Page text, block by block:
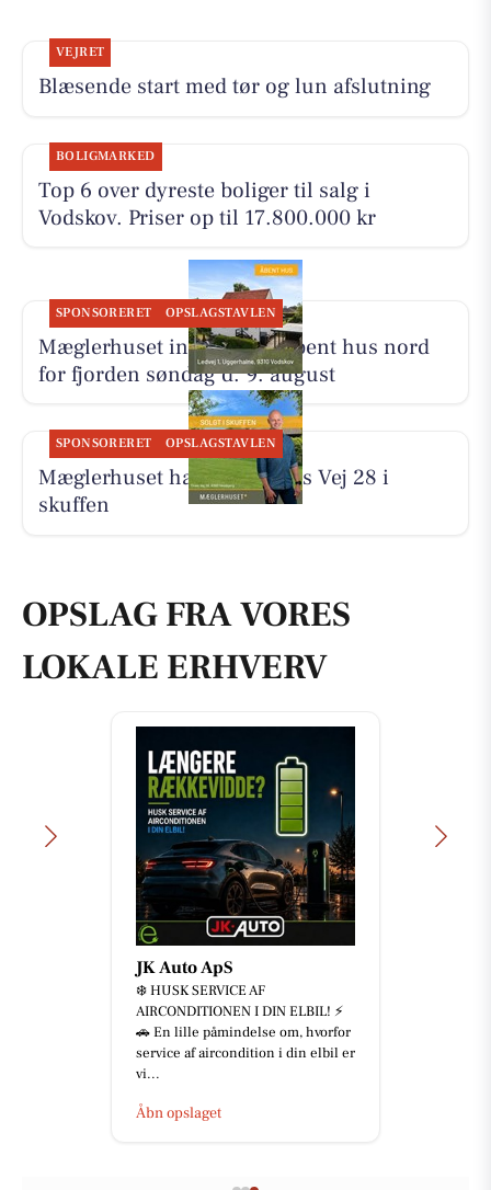
VEJRET
Blæsende start med tør og lun afslutning
BOLIGMARKED
Top 6 over dyreste boliger til salg i
Vodskov. Priser op til 17.800.000 kr
SPONSORERET OPSLAGSTAVLEN
Mæglerhuset inviterer til åbent hus nord
for fjorden søndag d. 9. august
SPONSORERET OPSLAGSTAVLEN
Mæglerhuset har solgt Tines Vej 28 i
skuffen
OPSLAG FRA VORES
LOKALE ERHVERV
JK Auto ApS
❄️ HUSK SERVICE AF
AIRCONDITIONEN I DIN ELBIL! ⚡
🚗 En lille påmindelse om, hvorfor
service af aircondition i din elbil er
vi...
Åbn opslaget